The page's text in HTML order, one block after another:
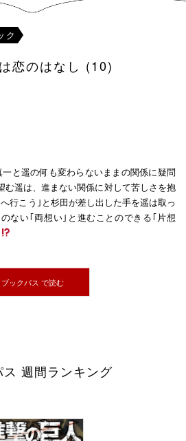
ク
恋のはなし (10)
と遥の何も変わらないままの関係に疑問
む遥は、進まない関係に対して苦しさを抱
行こう｣と杉田が差し出した手を遥は取っ
ない｢両想い｣と進むことのできる｢片想
ブックパス で読む
ス 週間ランキング